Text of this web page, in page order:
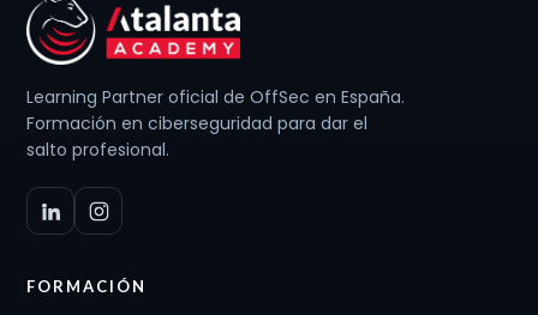
Learning Partner oficial de OffSec en España.
Formación en ciberseguridad para dar el
salto profesional.
FORMACIÓN